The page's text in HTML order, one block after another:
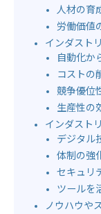
人材の育
労働価値
インダスト
自動化か
コストの
競争優位
生産性の
インダスト
デジタル
体制の強
セキュリ
ツールを
ノウハウや